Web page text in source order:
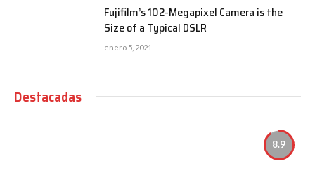
Fujifilm’s 102-Megapixel Camera is the
Size of a Typical DSLR
enero 5, 2021
Destacadas
8.9